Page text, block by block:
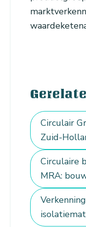
Circulair
Zuid-
Circulaire
MRA: